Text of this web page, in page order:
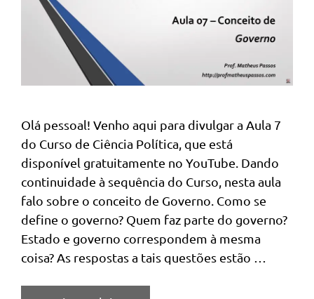
Olá pessoal! Venho aqui para divulgar a Aula 7
do Curso de Ciência Política, que está
disponível gratuitamente no YouTube. Dando
continuidade à sequência do Curso, nesta aula
falo sobre o conceito de Governo. Como se
define o governo? Quem faz parte do governo?
Estado e governo correspondem à mesma
coisa? As respostas a tais questões estão …